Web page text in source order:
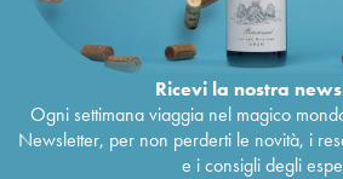
Ricevi la nostra
Ogni settimana viaggia nel magico
Newsletter, per non perderti le novità, i
e i consigli degli